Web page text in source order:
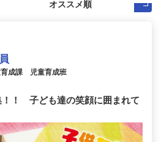
成課 児童育成班
！！ 子ども達の笑顔に囲まれて